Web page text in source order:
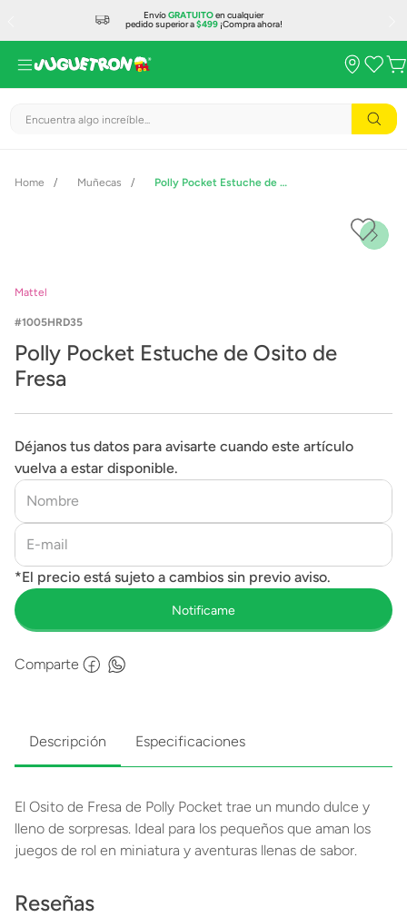
EnvíoGRATUITOen cualquier
pedido superior a$499¡Compra ahora!
Encuentra algo increíble...
Muñecas Polly Pocket Estuche de Osito de Fresa
Mattel
1005HRD35
Polly Pocket Estuche de Osito de
Fresa
Déjanos tus datos para avisarte cuando este artículo
vuelva a estar disponible.
Comparte
Descripción Especificaciones
El Osito de Fresa de Polly Pocket trae un mundo dulce y
lleno de sorpresas. Ideal para los pequeños que aman los
juegos de rol en miniatura y aventuras llenas de sabor.
Reseñas